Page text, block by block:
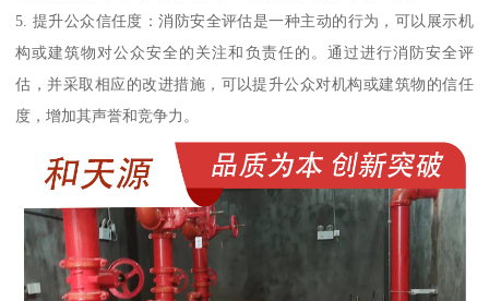
5. 提升公众信任度：消防安全评估是一种主动的行为，可以展示机
构或建筑物对公众安全的关注和负责任的。通过进行消防安全评
估，并采取相应的改进措施，可以提升公众对机构或建筑物的信任
度，增加其声誉和竞争力。